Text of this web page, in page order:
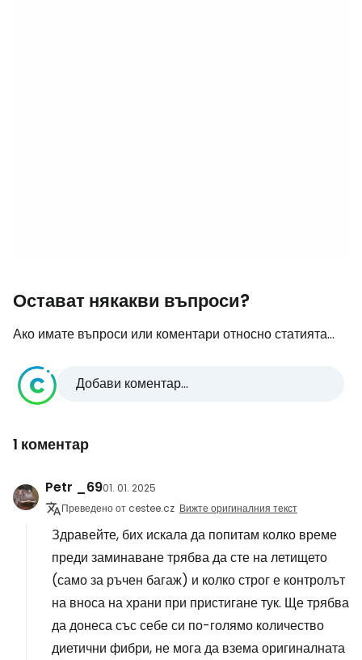
Остават някакви въпроси?
Ако имате въпроси или коментари относно статията...
Добави коментар...
1 коментар
Petr _6901. 01. 2025
Преведено от cestee.cz Вижте оригиналния текст
Здравейте, бих искала да попитам колко време
преди заминаване трябва да сте на летището
(само за ръчен багаж) и колко строг е контролът
на вноса на храни при пристигане тук. Ще трябва
да донеса със себе си по-голямо количество
диетични фибри, не мога да взема оригиналната